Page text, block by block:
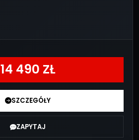
14 490 ZŁ
SZCZEGÓŁY
ZAPYTAJ